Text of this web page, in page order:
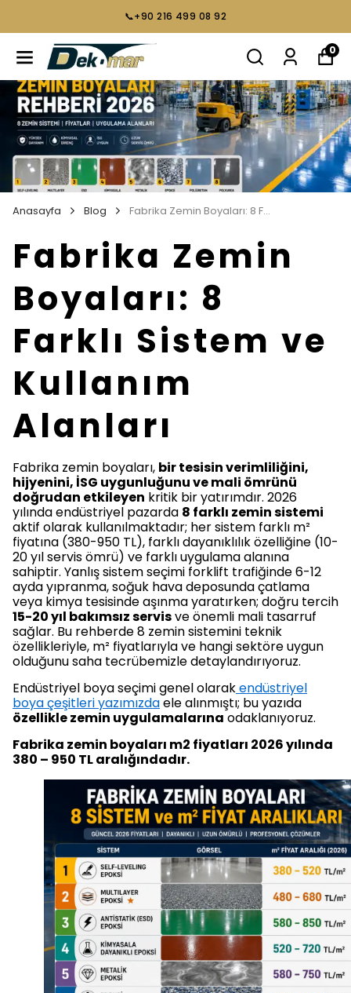
📞+90 216 499 08 92
0
Anasayfa Blog Fabrika Zemin Boyaları: 8 Farklı Sistem ve Kullanım Alanları
Fabrika Zemin
Boyaları: 8
Farklı Sistem ve
Kullanım
Alanları
Fabrika zemin boyaları, bir tesisin verimliliğini,
hijyenini, İSG uygunluğunu ve mali ömrünü
doğrudan etkileyen kritik bir yatırımdır. 2026
yılında endüstriyel pazarda 8 farklı zemin sistemi
aktif olarak kullanılmaktadır; her sistem farklı m²
fiyatına (380-950 TL), farklı dayanıklılık özelliğine (10-
20 yıl servis ömrü) ve farklı uygulama alanına
sahiptir. Yanlış sistem seçimi forklift trafiğinde 6-12
ayda yıpranma, soğuk hava deposunda çatlama
veya kimya tesisinde aşınma yaratırken; doğru tercih
15-20 yıl bakımsız servisve önemli mali tasarruf
sağlar. Bu rehberde 8 zemin sistemini teknik
özellikleriyle, m² fiyatlarıyla ve hangi sektöre uygun
olduğunu saha tecrübemizle detaylandırıyoruz.
Endüstriyel boya seçimi genel olarakendüstriyel
boya çeşitleri yazımızdaele alınmıştı; bu yazıda
özellikle zemin uygulamalarına odaklanıyoruz.
Fabrika zemin boyaları m2 fiyatları 2026 yılında
380 – 950 TL aralığındadır.